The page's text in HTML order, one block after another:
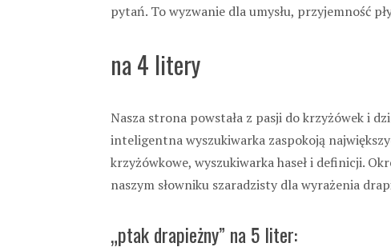
pytań. To wyzwanie dla umysłu, przyjemność
na 4 litery
Nasza strona powstała z pasji do krzyżówek i
inteligentna wyszukiwarka zaspokoją
krzyżówkowe, wyszukiwarka haseł i definicji.
naszym słowniku szaradzisty dla wyrażenia
„ptak drapieżny” na 5 liter: